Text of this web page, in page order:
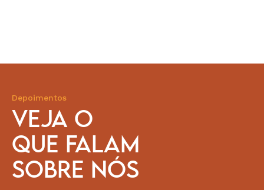
Depoimentos
VEJA O
QUE FALAM
SOBRE NÓS